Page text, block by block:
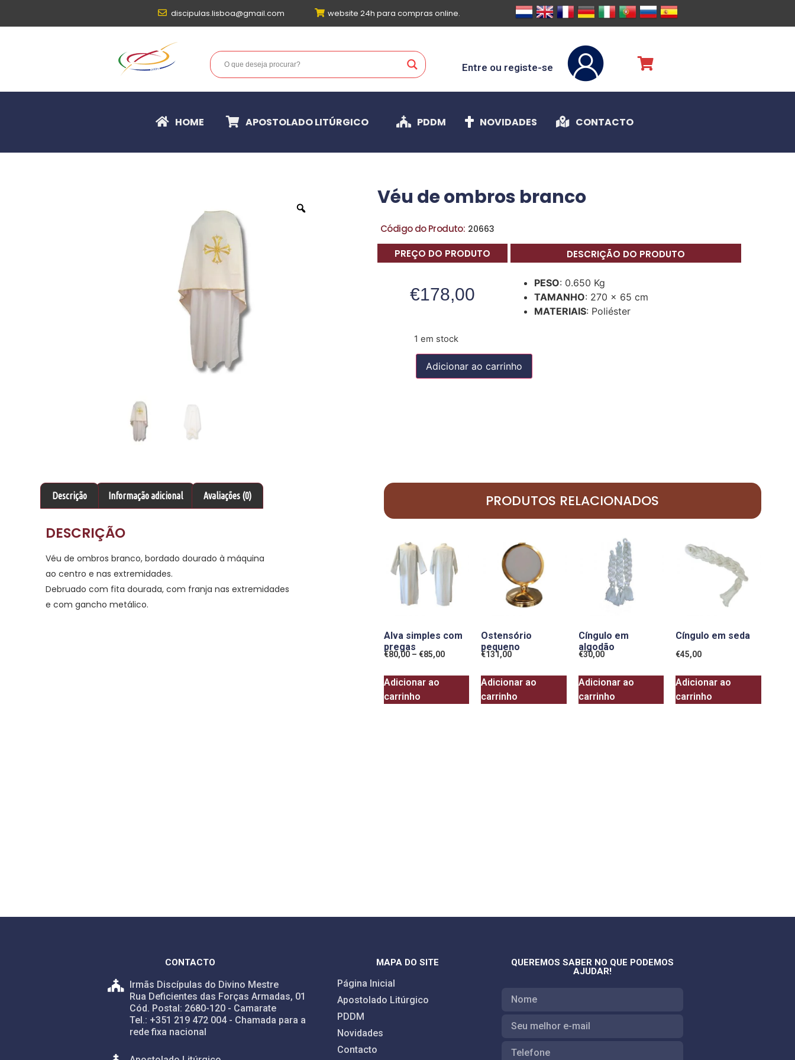
discipulas.lisboa@gmail.com website 24h para compras online.
Entre ou registe-se
HOME APOSTOLADO LITÚRGICO PDDM NOVIDADES CONTACTO
Véu de ombros branco
Código do Produto: 20663
PREÇO DO PRODUTO
€178,00
DESCRIÇÃO DO PRODUTO
PESO: 0.650 Kg
TAMANHO: 270 x 65 cm
MATERIAIS: Poliéster
1 em stock
Adicionar ao carrinho
Descrição Informação adicional Avaliações (0)
DESCRIÇÃO
Véu de ombros branco, bordado dourado à máquina
ao centro e nas extremidades.
Debruado com fita dourada, com franja nas extremidades
e com gancho metálico.
PRODUTOS RELACIONADOS
Alva simples com
pregas
€80,00– €85,00
Adicionar ao
carrinho
Ostensório
pequeno
€131,00
Adicionar ao
carrinho
Cíngulo em
algodão
€30,00
Adicionar ao
carrinho
Cíngulo em seda
€45,00
Adicionar ao
carrinho
CONTACTO
Irmãs Discípulas do Divino Mestre
Rua Deficientes das Forças Armadas, 01
Cód. Postal: 2680-120 - Camarate
Tel.: +351 219 472 004 - Chamada para a
rede fixa nacional
MAPA DO SITE
Página Inicial
Apostolado Litúrgico
PDDM
Novidades
Contacto
QUEREMOS SABER NO QUE PODEMOS
AJUDAR!